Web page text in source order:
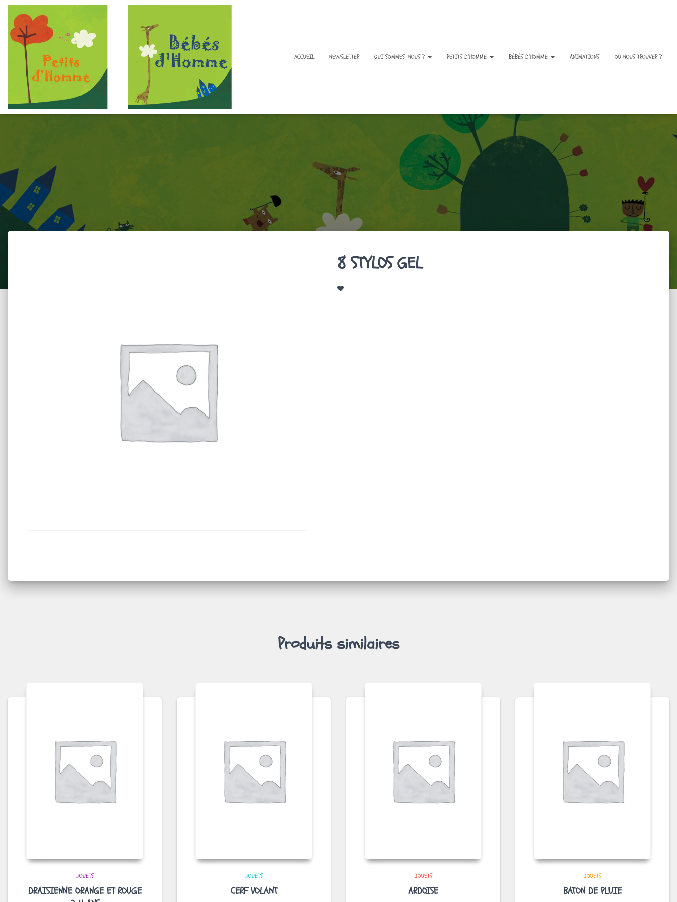
ACCUEIL NEWSLETTER QUI SOMMES-NOUS ? PETITS D’HOMME BÉBÉS D’HOMME ANIMATIONS OÙ NOUS TROUVER ?
8 STYLOS GEL
Produits similaires
JOUETS
DRAISIENNE ORANGE ET ROUGE
JOUETS
CERF VOLANT
JOUETS
ARDOISE
JOUETS
BATON DE PLUIE